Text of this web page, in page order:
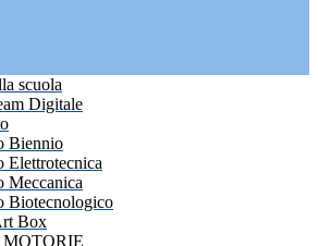
scuola
Digitale
Biennio
Elettrotecnica
Meccanica
Biotecnologico
Box